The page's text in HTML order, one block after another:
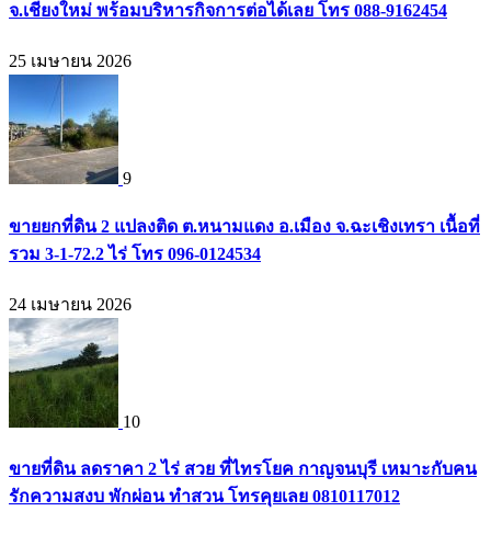
จ.เชียงใหม่ พร้อมบริหารกิจการต่อได้เลย โทร 088-9162454
25 เมษายน 2026
9
ขายยกที่ดิน 2 แปลงติด ต.หนามแดง อ.เมือง จ.ฉะเชิงเทรา เนื้อที่
รวม 3-1-72.2 ไร่ โทร 096-0124534
24 เมษายน 2026
10
ขายที่ดิน ลดราคา 2 ไร่ สวย ที่ไทรโยค กาญจนบุรี เหมาะกับคน
รักความสงบ พักผ่อน ทำสวน โทรคุยเลย 0810117012